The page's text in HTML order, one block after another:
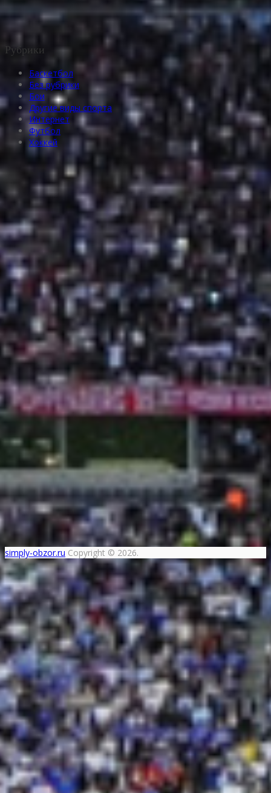
Рубрики
Баскетбол
Без рубрики
Бои
Другие виды спорта
Интернет
Футбол
Хоккей
simply-obzor.ru Copyright © 2026.